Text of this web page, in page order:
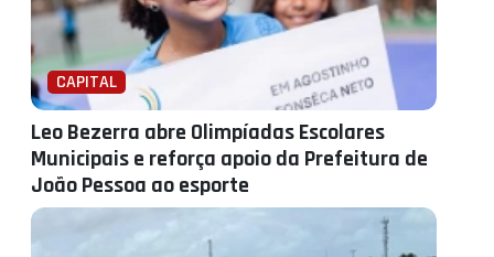
CAPITAL
Leo Bezerra abre Olimpíadas Escolares
Municipais e reforça apoio da Prefeitura de
João Pessoa ao esporte